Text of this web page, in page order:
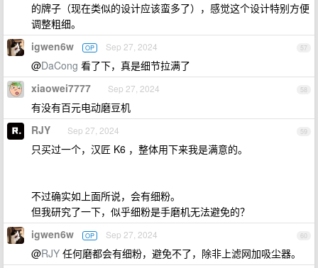
的牌子（现在类似的设计应该蛮多了），感觉这个设计特别方便
调整粗细。
57
igwen6w OP Sep 27, 2024
@DaCong 看了下，真是细节拉满了
58
xiaowei7777 Sep 27, 2024
有没有百元电动磨豆机
59
RJY Sep 27, 2024
只买过一个，汉匠 K6 ，整体用下来我是满意的。
不过确实如上面所说，会有细粉。
但我研究了一下，似乎细粉是手磨机无法避免的？
60
igwen6w OP Sep 27, 2024
@RJY 任何磨都会有细粉，避免不了，除非上滤网加吸尘器。